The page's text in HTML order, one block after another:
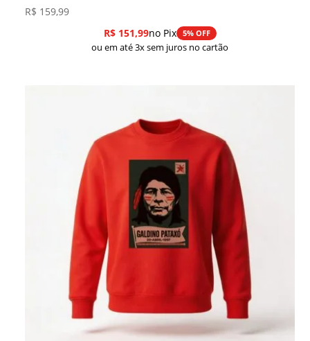
R$ 159,99
R$151,99no Pix 5% OFF
ou em até 3x sem juros no cartão